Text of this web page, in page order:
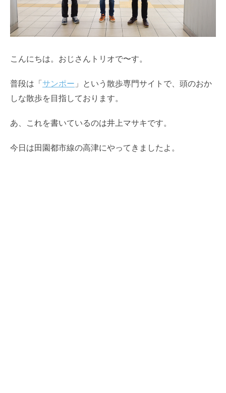
こんにちは。おじさんトリオで〜す。
普段は「サンポー 」という散歩専門サイトで、頭のおか
しな散歩を目指しております。
あ、これを書いているのは井上マサキです。
今日は田園都市線の高津にやってきましたよ。